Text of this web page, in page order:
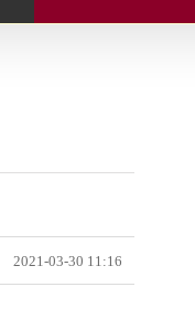
2021-03-30 11:16